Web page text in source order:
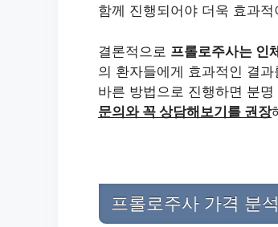
함께 진행되어야 더욱 효과
결론적으로 프롤로주사는 인
의 환자들에게 효과적인 결
바른 방법으로 진행하면 분
문의와 꼭 상담해보기를 권장
프롤로주사 가격 분